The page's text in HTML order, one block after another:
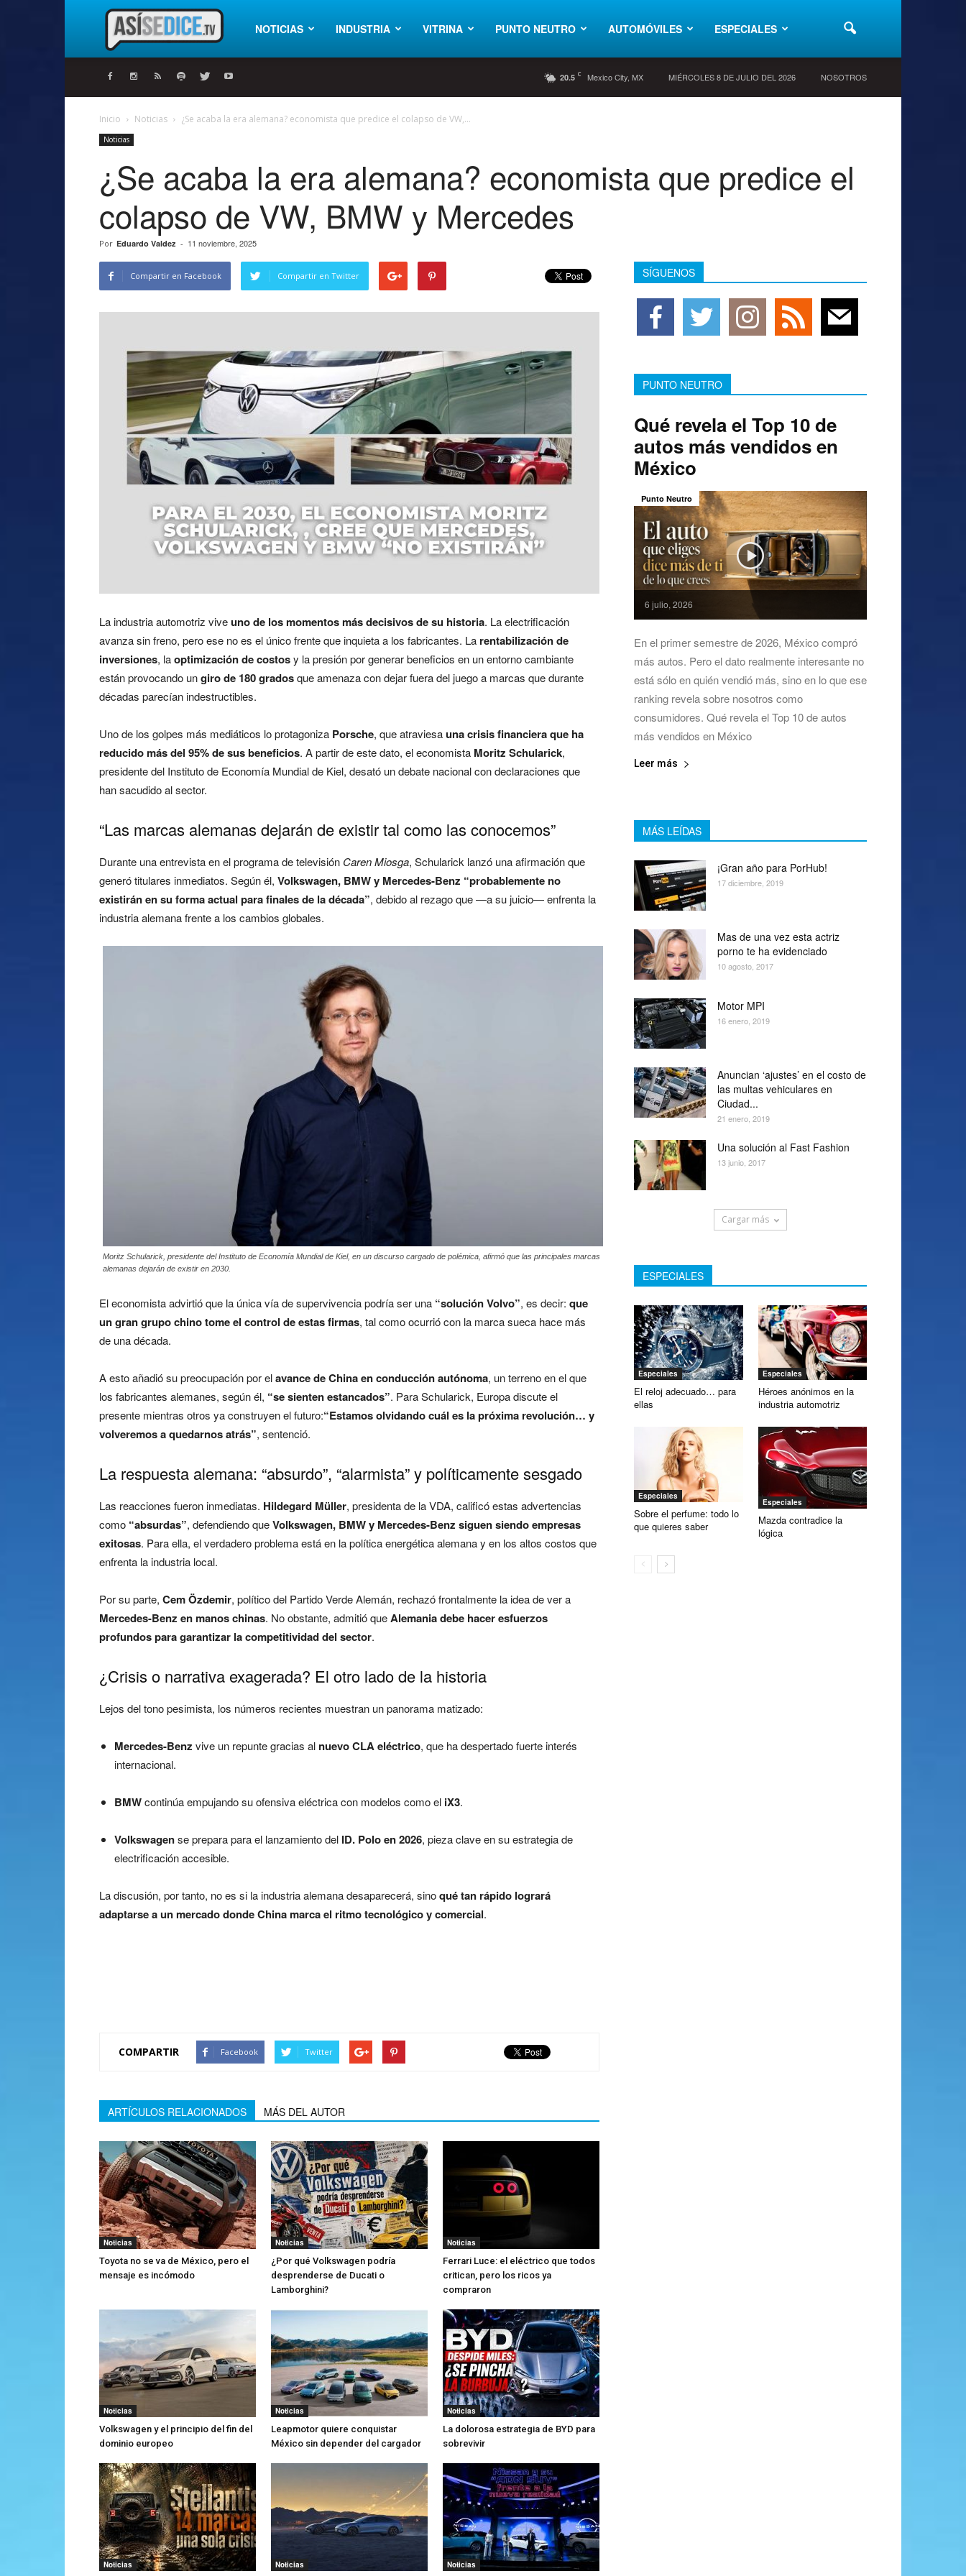
AsíNOTICIAS INDUSTRIA VITRINA PUNTO NEUTRO AUTOMÓVILES ESPECIALES
20.5 C Mexico City, MX MIÉRCOLES 8 DE JULIO DEL 2026 NOSOTROS
Inicio Noticias ¿Se acaba la era alemana? economista que predice el colapso de VW,...
Noticias
¿Se acaba la era alemana? economista que predice el
colapso de VW, BMW y Mercedes
Por Eduardo Valdez - 11 noviembre, 2025
Compartir en Facebook Compartir en Twitter
La industria automotriz viveuno de los momentos más decisivos de su historia. La electrificación
avanza sin freno, pero ese no es el único frente que inquieta a los fabricantes. La rentabilización de
inversiones, laoptimización de costosy la presión por generar beneficios en un entorno cambiante
están provocando ungiro de 180 gradosque amenaza con dejar fuera del juego a marcas que durante
décadas parecían indestructibles.
Uno de los golpes más mediáticos lo protagoniza Porsche, que atraviesauna crisis financiera que ha
reducido más del 95% de sus beneficios. A partir de este dato, el economista Moritz Schularick,
presidente del Instituto de Economía Mundial de Kiel, desató un debate nacional con declaraciones que
han sacudido al sector.
“Las marcas alemanas dejarán de existir tal como las conocemos”
Durante una entrevista en el programa de televisión Caren Miosga, Schularick lanzó una afirmación que
generó titulares inmediatos. Según él, Volkswagen, BMW y Mercedes-Benz “probablemente no
existirán en su forma actual para finales de la década”, debido al rezago que —a su juicio— enfrenta la
industria alemana frente a los cambios globales.
Moritz Schularick, presidente del Instituto de Economía Mundial de Kiel, en un discurso cargado de polémica, afirmó que las principales marcas
alemanas dejarán de existir en 2030.
El economista advirtió que la única vía de supervivencia podría ser una “solución Volvo”, es decir: que
un gran grupo chino tome el control de estas firmas, tal como ocurrió con la marca sueca hace más
de una década.
A esto añadió su preocupación por elavance de China en conducción autónoma, un terreno en el que
los fabricantes alemanes, según él, “se sienten estancados”. Para Schularick, Europa discute el
presente mientras otros ya construyen el futuro:“Estamos olvidando cuál es la próxima revolución… y
volveremos a quedarnos atrás”, sentenció.
La respuesta alemana: “absurdo”, “alarmista” y políticamente sesgado
Las reacciones fueron inmediatas. Hildegard Müller, presidenta de la VDA, calificó estas advertencias
como “absurdas”, defendiendo queVolkswagen, BMW y Mercedes-Benz siguen siendo empresas
exitosas. Para ella, el verdadero problema está en la política energética alemana y en los altos costos que
enfrenta la industria local.
Por su parte, Cem Özdemir, político del Partido Verde Alemán, rechazó frontalmente la idea de ver a
Mercedes-Benz en manos chinas. No obstante, admitió queAlemania debe hacer esfuerzos
profundos para garantizar la competitividad del sector.
¿Crisis o narrativa exagerada? El otro lado de la historia
Lejos del tono pesimista, los números recientes muestran un panorama matizado:
Mercedes-Benz vive un repunte gracias al nuevo CLA eléctrico, que ha despertado fuerte interés
internacional.
BMWcontinúa empujando su ofensiva eléctrica con modelos como el iX3.
Volkswagense prepara para el lanzamiento del ID. Polo en 2026, pieza clave en su estrategia de
electrificación accesible.
La discusión, por tanto, no es si la industria alemana desaparecerá, sinoqué tan rápido logrará
adaptarse a un mercado donde China marca el ritmo tecnológico y comercial.
COMPARTIR Facebook Twitter
ARTÍCULOS RELACIONADOS MÁS DEL AUTOR
Noticias
Toyota no se va de México, pero el
mensaje es incómodo
Noticias
¿Por qué Volkswagen podría
desprenderse de Ducati o
Lamborghini?
Noticias
Ferrari Luce: el eléctrico que todos
critican, pero los ricos ya
compraron
Noticias
Volkswagen y el principio del fin del
dominio europeo
Noticias
Leapmotor quiere conquistar
México sin depender del cargador
Noticias
La dolorosa estrategia de BYD para
sobrevivir
Noticias Noticias Noticias
SÍGUENOS
PUNTO NEUTRO
Qué revela el Top 10 de
autos más vendidos en
México
6 julio, 2026
Punto Neutro
En el primer semestre de 2026, México compró
más autos. Pero el dato realmente interesante no
está sólo en quién vendió más, sino en lo que ese
ranking revela sobre nosotros como
consumidores. Qué revela el Top 10 de autos
más vendidos en México
Leer más
MÁS LEÍDAS
¡Gran año para PorHub!
17 diciembre, 2019
Mas de una vez esta actriz
porno te ha evidenciado
10 agosto, 2017
Motor MPI
16 enero, 2019
Anuncian ‘ajustes’ en el costo de
las multas vehiculares en
Ciudad...
21 enero, 2019
Una solución al Fast Fashion
13 junio, 2017
Cargar más
ESPECIALES
Especiales
El reloj adecuado… para
ellas
Especiales
Héroes anónimos en la
industria automotriz
Especiales
Sobre el perfume: todo lo
que quieres saber
Especiales
Mazda contradice la
lógica